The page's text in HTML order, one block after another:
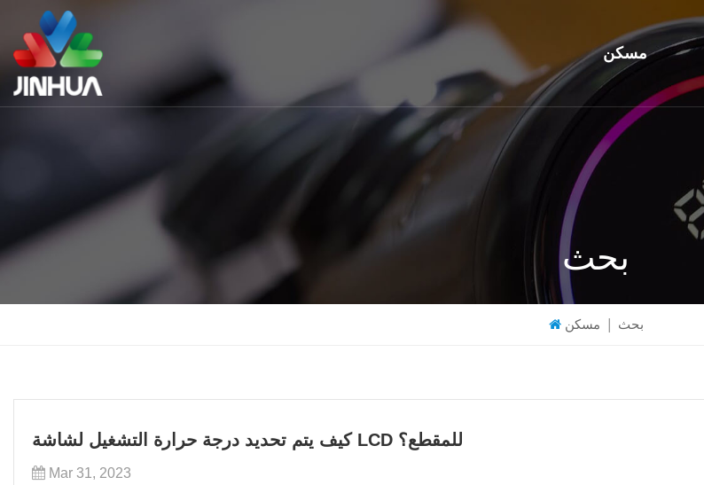
مسكن
بحث
مسكن بحث
كيف يتم تحديد درجة حرارة التشغيل لشاشة LCD للمقطع؟
Mar 31, 2023